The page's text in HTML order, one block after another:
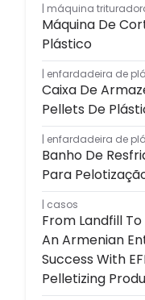
máquina
Máquina De
Plástico
enfardadeira de
Caixa De
Pellets De
enfardadeira de
Banho De
Para
casos
From Landfill
An Armenian
Success With
Pelletizing